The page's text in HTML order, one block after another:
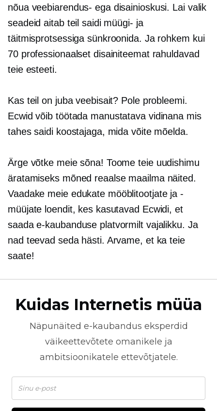
nõua veebiarendus- ega disainioskusi. Lai valik
seadeid aitab teil saidi müügi- ja
täitmisprotsessiga sünkroonida. Ja rohkem kui
70 professionaalset disainiteemat rahuldavad
teie esteeti.
Kas teil on juba veebisait? Pole probleemi.
Ecwid võib töötada manustatava vidinana mis
tahes saidi koostajaga, mida võite mõelda.
Ärge võtke meie sõna! Toome teie uudishimu
äratamiseks mõned reaalse maailma näited.
Vaadake meie edukate mööblitootjate ja -
müüjate loendit, kes kasutavad Ecwidi, et
saada e-kaubanduse platvormilt vajalikku. Ja
nad teevad seda hästi. Arvame, et ka teie
saate!
Kuidas Internetis müüa
Näpunäited e-kaubandus eksperdid
väikeettevõtete omanikele ja
ambitsioonikatele ettevõtjatele.